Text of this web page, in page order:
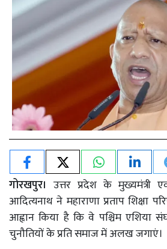
गोरखपुर। उत्तर प्रदेश के मुख्यमंत्री एवं
आदित्यनाथ ने महाराणा प्रताप शिक्षा
आह्वान किया है कि वे पश्चिम एशिया
चुनौतियों के प्रति समाज में अलख जगाएं।